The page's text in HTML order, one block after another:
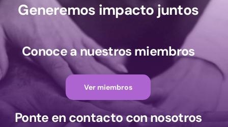
Generemos impacto juntos
Conoce a nuestros miembros
Ver miembros
Ponte en contacto con nosotros